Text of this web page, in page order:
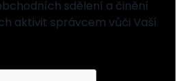
sdělení a činění
aktivit správcem vůči Vaší